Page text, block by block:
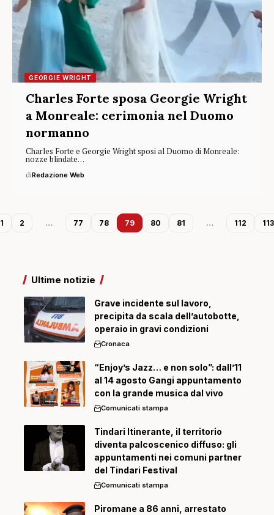
GEORGIE WRIGHT
Charles Forte sposa Georgie Wright
a Monreale: cerimonia nel Duomo
normanno
Charles Forte e Georgie Wright sposi al Duomo di Monreale:
nozze blindate…
diRedazione Web
1 2 … 77 78 79 80 81 … 112 113
Ultime notizie
Grave incidente sul lavoro,
precipita da scala dell’autobotte,
operaio in gravi condizioni
Cronaca
“Enjoy’s Jazz… e non solo”: dall’11
al 14 agosto Gangi appuntamento
con la grande musica dal vivo
Comunicati stampa
Tindari Itinerante, il territorio
diventa palcoscenico diffuso: gli
appuntamenti nei comuni partner
del Tindari Festival
Comunicati stampa
Piromane a 86 anni, arrestato